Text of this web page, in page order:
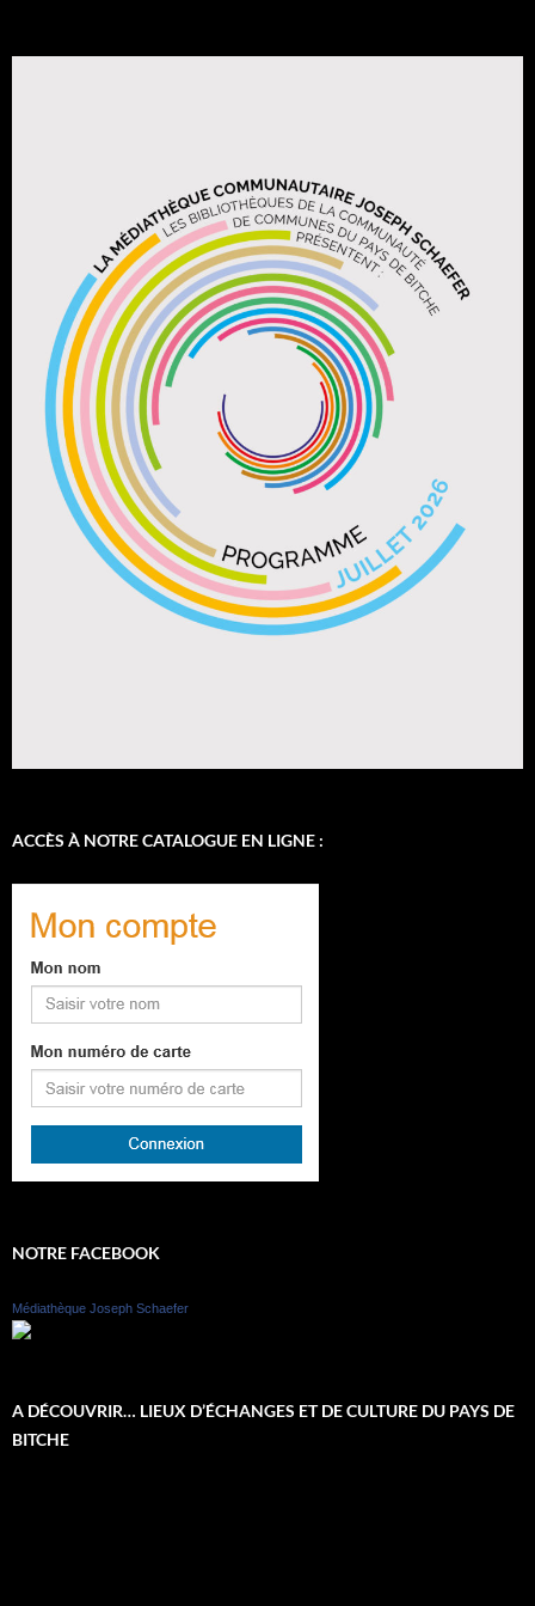
ACCÈS À NOTRE CATALOGUE EN LIGNE :
NOTRE FACEBOOK
Médiathèque Joseph Schaefer
A DÉCOUVRIR… LIEUX D’ÉCHANGES ET DE CULTURE DU PAYS DE
BITCHE